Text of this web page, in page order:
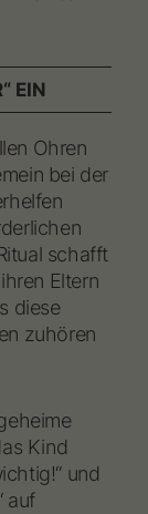
EIN
Ohren
bei der
schafft
Eltern
diese
zuhören
Kind
und
auf